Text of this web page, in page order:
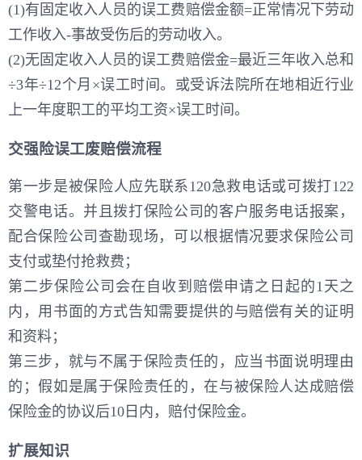
(1)有固定收入人员的误工费赔偿金额=正常情况下劳动
工作收入-事故受伤后的劳动收入。
(2)无固定收入人员的误工费赔偿金=最近三年收入总和
÷3年÷12个月×误工时间。或受诉法院所在地相近行业
上一年度职工的平均工资×误工时间。
交强险误工废赔偿流程
第一步是被保险人应先联系120急救电话或可拨打122
交警电话。并且拨打保险公司的客户服务电话报案，
配合保险公司查勘现场，可以根据情况要求保险公司
支付或垫付抢救费；
第二步保险公司会在自收到赔偿申请之日起的1天之
内，用书面的方式告知需要提供的与赔偿有关的证明
和资料；
第三步，就与不属于保险责任的，应当书面说明理由
的；假如是属于保险责任的，在与被保险人达成赔偿
保险金的协议后10日内，赔付保险金。
扩展知识